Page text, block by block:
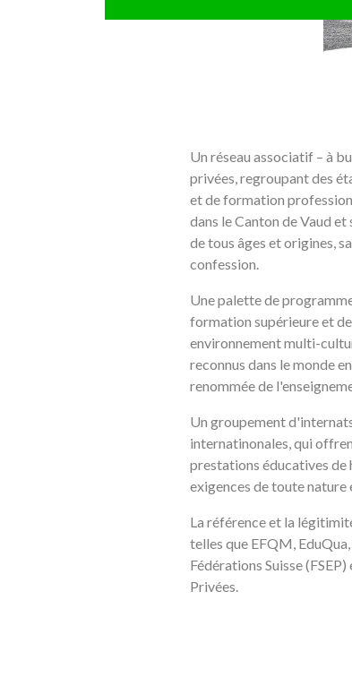
Un réseau associatif – à
privées, regroupant des
et de formation
dans le Canton de Vaud
de tous âges et origines,
confession.
Une palette de
formation supérieure et
environnement multi-
reconnus dans le monde
renommée de
Un groupement
internatinonales, qui
prestations éducatives de
exigences de toute
La référence et la
telles que EFQM,
Fédérations Suisse
Privées.